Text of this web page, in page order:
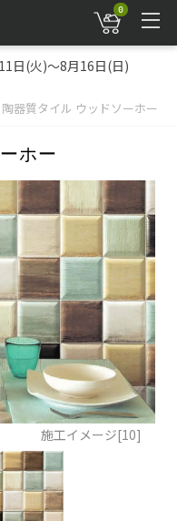
0
日(火)～8月16日(日)
陶器質タイル ウッドソーホー
ホー
施工イメージ[10]